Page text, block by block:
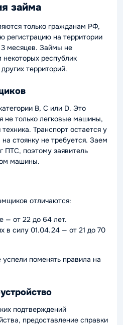
займа
только гражданам РФ,
регистрацию на территории
3 месяцев. Займы не
республик
территорий.
B, C или D. Это
не только легковые машины,
Транспорт остается у
стоянку не требуется. Заем
ПТС, поэтому заявитель
машины.
отличаются:
— от 22 до 64 лет.
в силу 01.04.24 — от 21 до 70
поменять правила на
подтверждений
предоставление справки